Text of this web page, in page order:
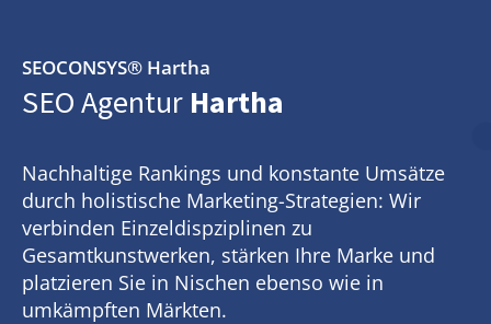
SEOCONSYS® Hartha
SEO Agentur Hartha
Nachhaltige Rankings und konstante Umsätze
durch holistische Marketing-Strategien: Wir
verbinden Einzeldispziplinen zu
Gesamtkunstwerken, stärken Ihre Marke und
platzieren Sie in Nischen ebenso wie in
umkämpften Märkten.